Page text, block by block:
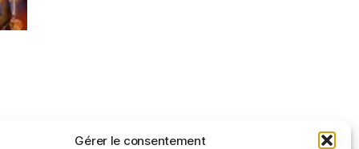
Gérer le consentement